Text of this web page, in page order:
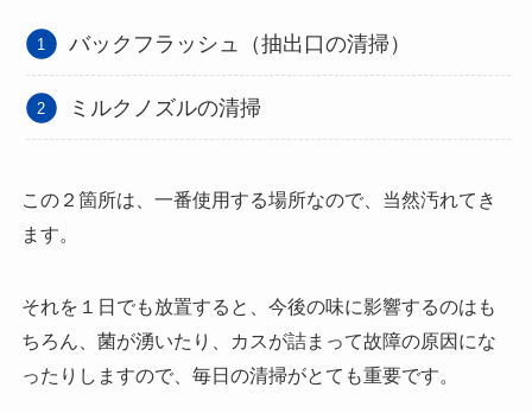
バックフラッシュ（抽出口の清掃）
ミルクノズルの清掃
この２箇所は、一番使用する場所なので、当然汚れてき
ます。
それを１日でも放置すると、今後の味に影響するのはも
ちろん、菌が湧いたり、カスが詰まって故障の原因にな
ったりしますので、毎日の清掃がとても重要です。